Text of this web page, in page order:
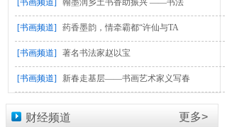
[书画频道] 翰墨润乡土书香助振兴 ——书法
[书画频道] 药香墨韵，情牵霸都“许仙与TA
[书画频道] 著名书法家赵以宝
[书画频道] 新春走基层——书画艺术家义写春
财经频道 更多>